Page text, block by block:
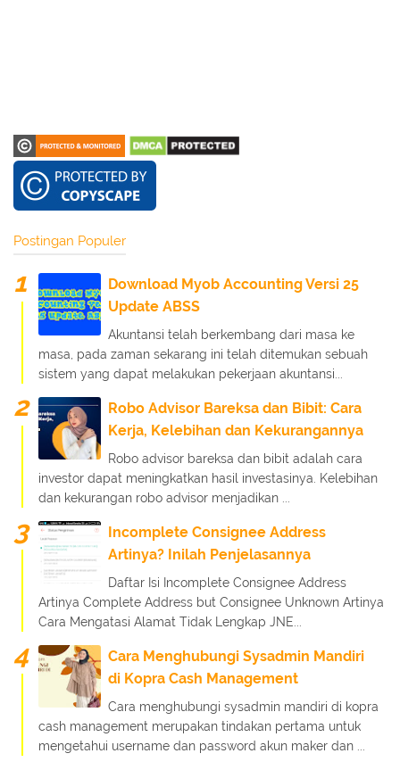
Postingan Populer
Download Myob Accounting Versi 25
Update ABSS
Akuntansi telah berkembang dari masa ke
masa, pada zaman sekarang ini telah ditemukan sebuah
sistem yang dapat melakukan pekerjaan akuntansi...
Robo Advisor Bareksa dan Bibit: Cara
Kerja, Kelebihan dan Kekurangannya
Robo advisor bareksa dan bibit adalah cara
investor dapat meningkatkan hasil investasinya. Kelebihan
dan kekurangan robo advisor menjadikan ...
Incomplete Consignee Address
Artinya? Inilah Penjelasannya
Daftar Isi Incomplete Consignee Address
Artinya Complete Address but Consignee Unknown Artinya
Cara Mengatasi Alamat Tidak Lengkap JNE...
Cara Menghubungi Sysadmin Mandiri
di Kopra Cash Management
Cara menghubungi sysadmin mandiri di kopra
cash management merupakan tindakan pertama untuk
mengetahui username dan password akun maker dan ...